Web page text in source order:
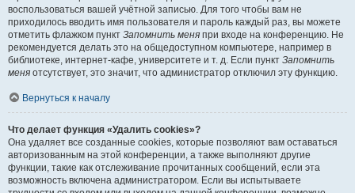
воспользоваться вашей учётной записью. Для того чтобы вам не
приходилось вводить имя пользователя и пароль каждый раз, вы можете
отметить флажком пункт Запомнить меня при входе на конференцию. Не
рекомендуется делать это на общедоступном компьютере, например в
библиотеке, интернет-кафе, университете и т. д. Если пункт Запомнить
меня отсутствует, это значит, что администратор отключил эту функцию.
Вернуться к началу
Что делает функция «Удалить cookies»?
Она удаляет все созданные cookies, которые позволяют вам оставаться
авторизованным на этой конференции, а также выполняют другие
функции, такие как отслеживание прочитанных сообщений, если эта
возможность включена администратором. Если вы испытываете